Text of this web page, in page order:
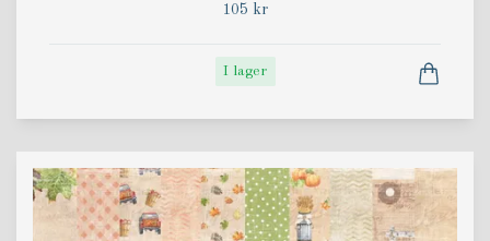
105 kr
I lager